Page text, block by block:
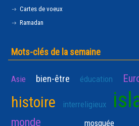
Cartes de voeux
Ramadan
Mots-clés de la semaine
Asie bien-être éducation
histoire interreligieux
monde mosquée